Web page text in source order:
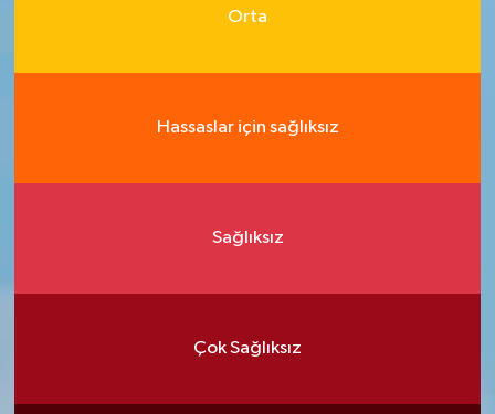
Orta
Hassaslar için sağlıksız
Sağlıksız
Çok Sağlıksız